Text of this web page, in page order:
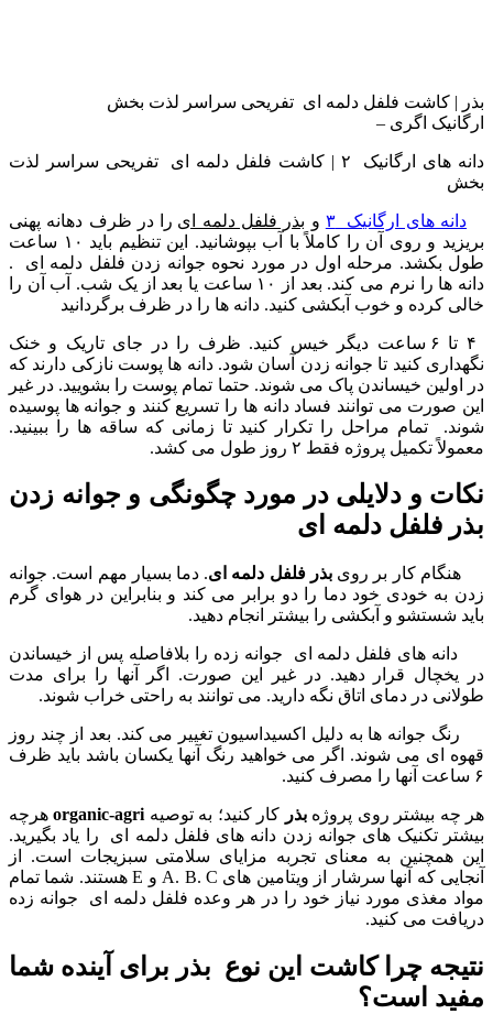
بذر | کاشت فلفل دلمه ای تفریحی سراسر لذت بخش
ارگانیک اگری –
دانه های ارگانیک ۲ | کاشت فلفل دلمه ای تفریحی سراسر لذت
بخش
دانه های ارگانیک ۳ و بذر فلفل دلمه ای را در ظرف دهانه پهنی
بریزید و روی آن را کاملاً با آب بپوشانید. این تنظیم باید ۱۰ ساعت
طول بکشد. مرحله اول در مورد نحوه جوانه زدن فلفل دلمه ای .
دانه ها را نرم می کند. بعد از ۱۰ ساعت یا بعد از یک شب. آب آن را
خالی کرده و خوب آبکشی کنید. دانه ها را در ظرف برگردانید
۴ تا ۶ ساعت دیگر خیس کنید. ظرف را در جای تاریک و خنک
نگهداری کنید تا جوانه زدن آسان شود. دانه ها پوست نازکی دارند که
در اولین خیساندن پاک می شوند. حتما تمام پوست را بشویید. در غیر
این صورت می توانند فساد دانه ها را تسریع کنند و جوانه ها پوسیده
شوند. تمام مراحل را تکرار کنید تا زمانی که ساقه ها را ببینید.
معمولاً تکمیل پروژه فقط ۲ روز طول می کشد.
نکات و دلایلی در مورد چگونگی و جوانه زدن
بذر فلفل دلمه ای
هنگام کار بر رویبذر فلفل دلمه ای. دما بسیار مهم است. جوانه
زدن به خودی خود دما را دو برابر می کند و بنابراین در هوای گرم
باید شستشو و آبکشی را بیشتر انجام دهید.
دانه های فلفل دلمه ای جوانه زده را بلافاصله پس از خیساندن
در یخچال قرار دهید. در غیر این صورت. اگر آنها را برای مدت
طولانی در دمای اتاق نگه دارید. می توانند به راحتی خراب شوند.
رنگ جوانه ها به دلیل اکسیداسیون تغییر می کند. بعد از چند روز
قهوه ای می شوند. اگر می خواهید رنگ آنها یکسان باشد باید ظرف
۶ ساعت آنها را مصرف کنید.
هر چه بیشتر روی پروژهبذر کار کنید؛ به توصیه organic-agriهرچه
بیشتر تکنیک های جوانه زدن دانه های فلفل دلمه ای را یاد بگیرید.
این همچنین به معنای تجربه مزایای سلامتی سبزیجات است. از
آنجایی که آنها سرشار از ویتامین های A. B. C و E هستند. شما تمام
مواد مغذی مورد نیاز خود را در هر وعده فلفل دلمه ای جوانه زده
دریافت می کنید.
نتیجه چرا کاشت این نوع بذر برای آینده شما
مفید است؟